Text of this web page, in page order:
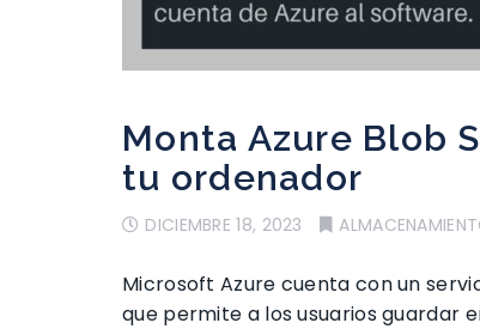
Monta Azure Blob
tu ordenador
DICIEMBRE 18, 2023
Microsoft Azure cuenta con un
que permite a los usuarios guardar